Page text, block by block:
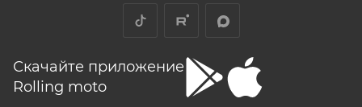
Скачайте приложение
Rolling moto